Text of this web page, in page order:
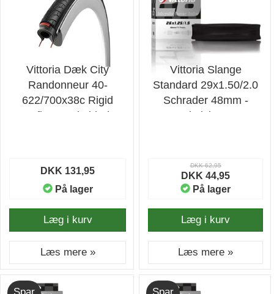
Vittoria Dæk City
Randonneur 40-
622/700x38c Rigid
Reflex - Cykeldæk
DKK 131,95
På lager
Læg i kurv
Læs mere »
Vittoria Slange
Standard 29x1.50/2.0
Schrader 48mm -
Cykelslange
DKK 62,95
DKK 44,95
På lager
Læg i kurv
Læs mere »